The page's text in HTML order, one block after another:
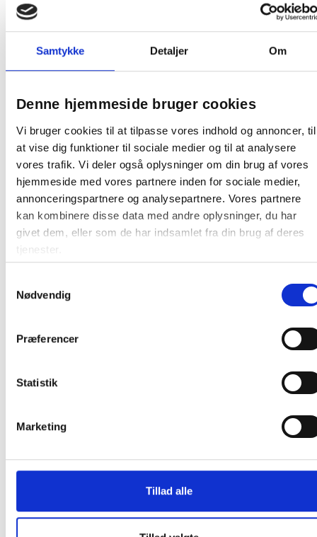
Samtykke Detaljer Om
Denne hjemmeside bruger cookies
Vi bruger cookies til at tilpasse vores indhold og annoncer, til
at vise dig funktioner til sociale medier og til at analysere
vores trafik. Vi deler også oplysninger om din brug af vores
hjemmeside med vores partnere inden for sociale medier,
annonceringspartnere og analysepartnere. Vores partnere
kan kombinere disse data med andre oplysninger, du har
givet dem, eller som de har indsamlet fra din brug af deres
tjenester.
Nødvendig
Præferencer
Statistik
Marketing
Tillad alle
Avery stærke etiketter 210x297mm CO2
Fra 333,75 / pakke
pakker Læg i kurv
Andre kunder købte også
TopStick etiketter
ark 100 ark hvid
inkl. moms
Etiket med tekst "Forsigtig/
121,38
inkl. moms